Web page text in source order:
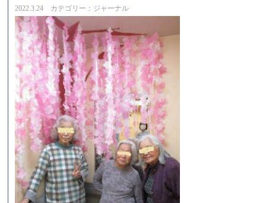
2022.3.24 カテゴリー：ジャーナル